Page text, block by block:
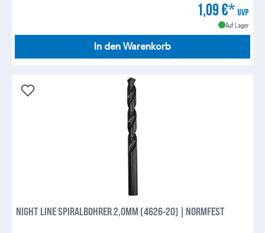
1,09 €* UVP
Auf Lager
In den Warenkorb
NIGHT LINE SPIRALBOHRER 2,0MM (4626-20) | NORMFEST